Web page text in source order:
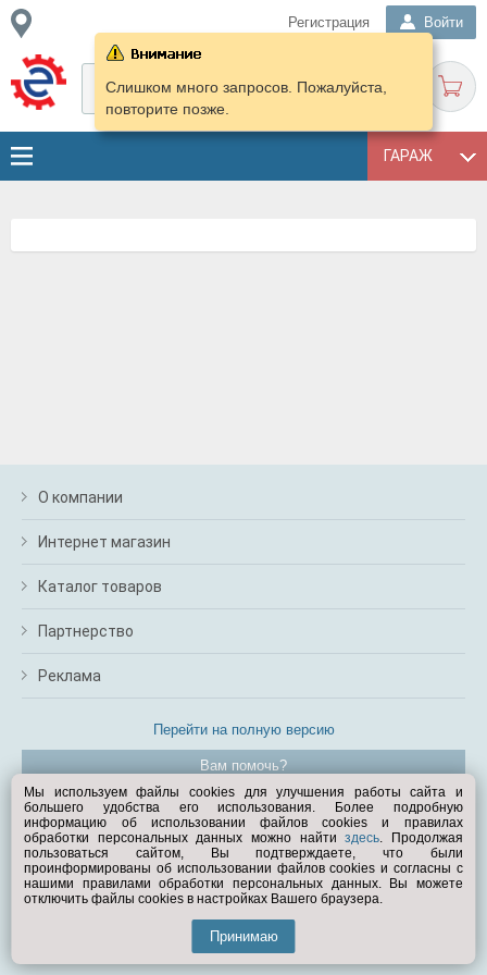
Регистрация Войти
ГАРАЖ
Слишком много запросов. Пожалуйста,
повторите позже.
О компании
Интернет магазин
Каталог товаров
Партнерство
Реклама
Перейти на полную версию
Вам помочь?
© Exist.ru 1998—2026
Мы используем файлы cookies для улучшения работы сайта и
большего удобства его использования. Более подробную
информацию об использовании файлов cookies и правилах
обработки персональных данных можно найтиздесь. Продолжая
пользоваться сайтом, Вы подтверждаете, что были
проинформированы об использовании файлов cookies и согласны с
нашими правилами обработки персональных данных. Вы можете
отключить файлы cookies в настройках Вашего браузера.
Принимаю